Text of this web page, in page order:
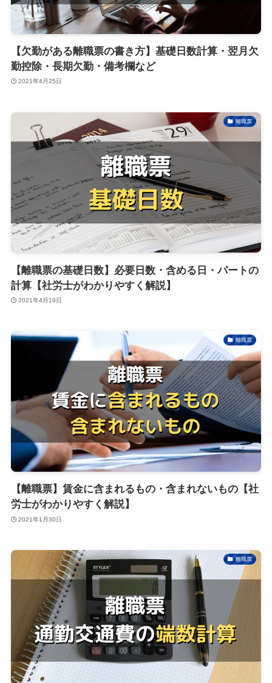
【欠勤がある離職票の書き方】基礎日数計算・翌月欠
勤控除・長期欠勤・備考欄など
2021年4月25日
離職票
【離職票の基礎日数】必要日数・含める日・パートの
計算【社労士がわかりやすく解説】
2021年4月19日
離職票
【離職票】賃金に含まれるもの・含まれないもの【社
労士がわかりやすく解説】
2021年1月30日
離職票